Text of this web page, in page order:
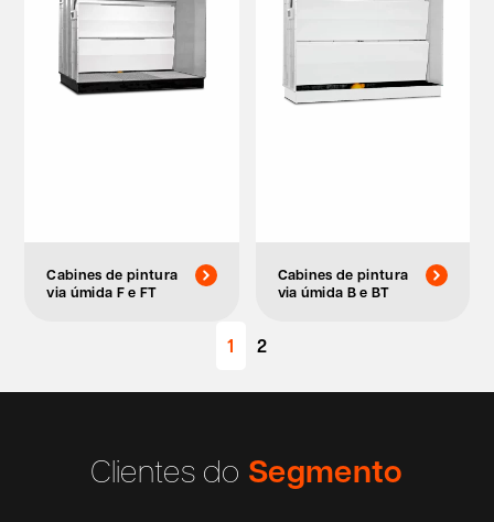
Cabines de pintura
via úmida F e FT
Cabines de pintura
via úmida B e BT
1 2
Clientes do Segmento